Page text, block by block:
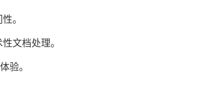
。
文档处理。
验。